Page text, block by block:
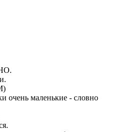
очень маленькие - словно